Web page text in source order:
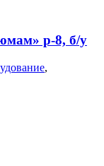
р-8, б/у
,